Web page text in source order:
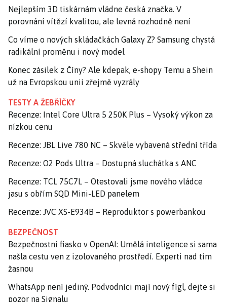
Nejlepším 3D tiskárnám vládne česká značka. V
porovnání vítězí kvalitou, ale levná rozhodně není
Co víme o nových skládačkách Galaxy Z? Samsung chystá
radikální proměnu i nový model
Konec zásilek z Číny? Ale kdepak, e-shopy Temu a Shein
už na Evropskou unii zřejmě vyzrály
TESTY A ŽEBŘÍČKY
Recenze: Intel Core Ultra 5 250K Plus – Vysoký výkon za
nízkou cenu
Recenze: JBL Live 780 NC – Skvěle vybavená střední třída
Recenze: O2 Pods Ultra – Dostupná sluchátka s ANC
Recenze: TCL 75C7L – Otestovali jsme nového vládce
jasu s obřím SQD Mini-LED panelem
Recenze: JVC XS-E934B – Reproduktor s powerbankou
BEZPEČNOST
Bezpečnostní fiasko v OpenAI: Umělá inteligence si sama
našla cestu ven z izolovaného prostředí. Experti nad tím
žasnou
WhatsApp není jediný. Podvodníci mají nový fígl, dejte si
pozor na Signalu